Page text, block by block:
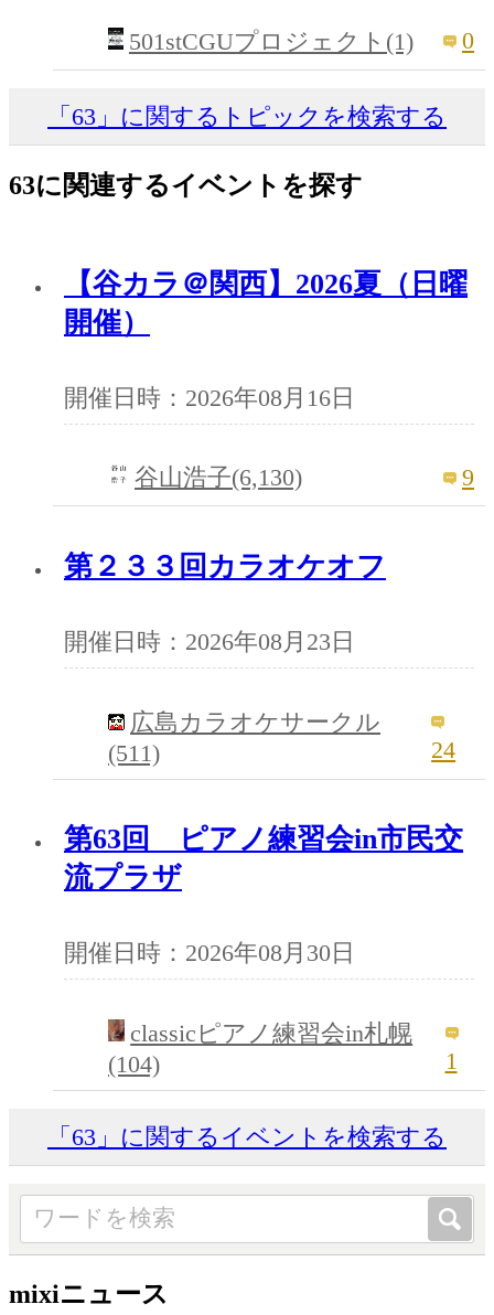
501stCGUプロジェクト(1) 0
「63」に関するトピックを検索する
63に関連するイベントを探す
【谷カラ＠関西】2026夏（日曜
開催）
開催日時：2026年08月16日
谷山浩子(6,130) 9
第２３３回カラオケオフ
開催日時：2026年08月23日
広島カラオケサークル
(511)
24
第63回 ピアノ練習会in市民交
流プラザ
開催日時：2026年08月30日
classicピアノ練習会in札幌
(104)
1
「63」に関するイベントを検索する
mixiニュース